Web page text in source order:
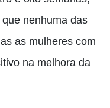
nenhuma das
as mulheres com
na melhora da